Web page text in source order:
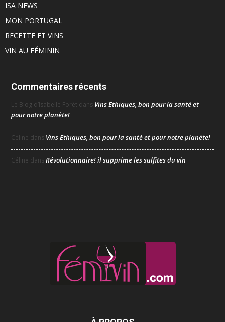
ISA NEWS
MON PORTUGAL
RECETTE ET VINS
VIN AU FÉMININ
Commentaires récents
Le Blog d’Isabelle Forêt dans Vins Ethiques, bon pour la santé et
pour notre planète!
Céline dans Vins Ethiques, bon pour la santé et pour notre planète!
Céline dansRévolutionnaire! il supprime les sulfites du vin